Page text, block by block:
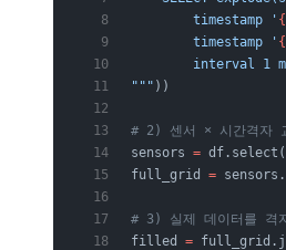
        timestamp '
{
        timestamp '
{
interval 1
""" ))
# 2) 센서 × 시간격자
sensors = df.select(
full_grid =
# 3) 실제 데이터를
filled =